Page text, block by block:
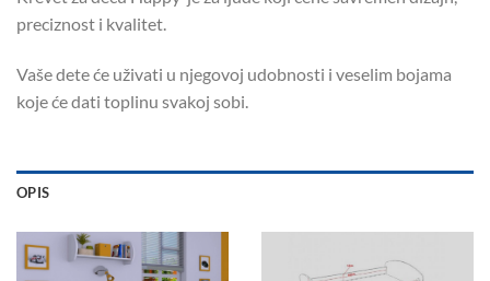
preciznost i kvalitet.
Vaše dete će uživati u njegovoj udobnosti i veselim bojama
koje će dati toplinu svakoj sobi.
OPIS